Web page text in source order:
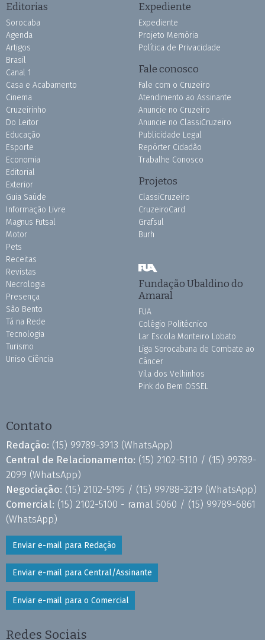
Editorias
Sorocaba
Agenda
Artigos
Brasil
Canal 1
Casa e Acabamento
Cinema
Cruzeirinho
Do Leitor
Educação
Esporte
Economia
Editorial
Exterior
Guia Saúde
Informação Livre
Magnus Futsal
Motor
Pets
Receitas
Revistas
Necrologia
Presença
São Bento
Tá na Rede
Tecnologia
Turismo
Uniso Ciência
Expediente
Expediente
Projeto Memória
Política de Privacidade
Fale conosco
Fale com o Cruzeiro
Atendimento ao Assinante
Anuncie no Cruzeiro
Anuncie no ClassiCruzeiro
Publicidade Legal
Repórter Cidadão
Trabalhe Conosco
Projetos
ClassiCruzeiro
CruzeiroCard
Grafsul
Burh
Fundação Ubaldino do
Amaral
FUA
Colégio Politécnico
Lar Escola Monteiro Lobato
Liga Sorocabana de Combate ao
Câncer
Vila dos Velhinhos
Pink do Bem OSSEL
Contato
Redação: (15) 99789-3913 (WhatsApp)
Central de Relacionamento: (15) 2102-5110 / (15) 99789-
2099 (WhatsApp)
Negociação: (15) 2102-5195 / (15) 99788-3219 (WhatsApp)
Comercial: (15) 2102-5100 - ramal 5060 / (15) 99789-6861
(WhatsApp)
Enviar e-mail para Redação
Enviar e-mail para Central/Assinante
Enviar e-mail para o Comercial
Redes Sociais